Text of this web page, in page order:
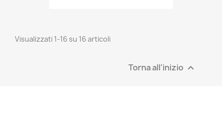
Visualizzati 1-16 su 16 articoli
Torna all'inizio 